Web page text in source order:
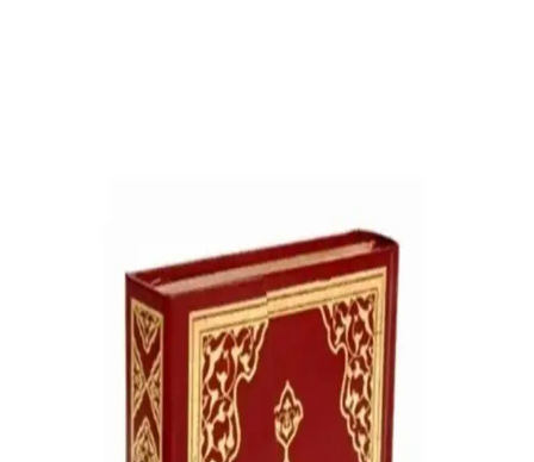
Büyük boy, net yazılarıyla Ayfa 30 Cüz Kur'an-ı Kerim seti,
öğrenenler ve görme güçlüğü çekenler için ideal, taşınabilir, şık ve
fonksiyonel tasarımıyla dini pratiklerinizi kolaylaştırır.
Kendi Kendine 10 Saatte Kur'an Öğrenme Sesli
Kitap Analizi ve Değerlendirmesi
Bu ürün, sesli anlatım teknolojisiyle Kur'an öğrenimini
kolaylaştırıyor. Kullanıcı geri bildirimleri ve geliştirme önerileriyle
daha erişilebilir hale getirilebilir.